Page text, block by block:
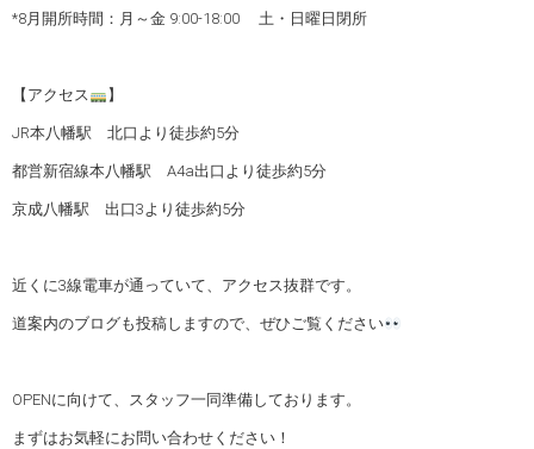
*8月開所時間：月～金 9:00-18:00 土・日曜日閉所
【アクセス 】
JR本八幡駅 北口より徒歩約5分
都営新宿線本八幡駅 A4a出口より徒歩約5分
京成八幡駅 出口3より徒歩約5分
近くに3線電車が通っていて、アクセス抜群です。
道案内のブログも投稿しますので、ぜひご覧ください
OPENに向けて、スタッフ一同準備しております。
まずはお気軽にお問い合わせください！